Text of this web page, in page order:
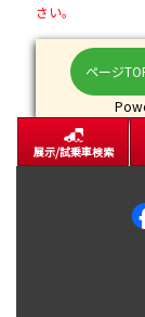
さい。
ページ
展示/試乗車検索